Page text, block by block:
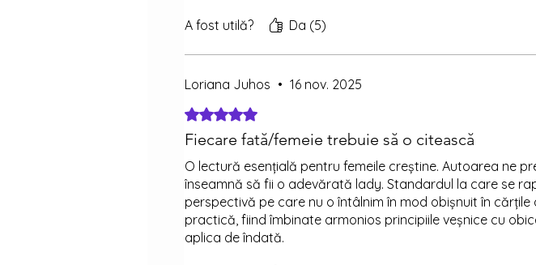
A fost utilă? Da (5)
Loriana Juhos • 16 nov. 2025
Evaluat(ă) cu 5 din 5 stele.
Fiecare fată/femeie trebuie să o citească
O lectură esențială pentru femeile creștine. Autoarea ne
înseamnă să fii o adevărată lady. Standardul la care se
perspectivă pe care nu o întâlnim în mod obișnuit în
practică, fiind îmbinate armonios principiile veșnice cu
aplica de îndată.